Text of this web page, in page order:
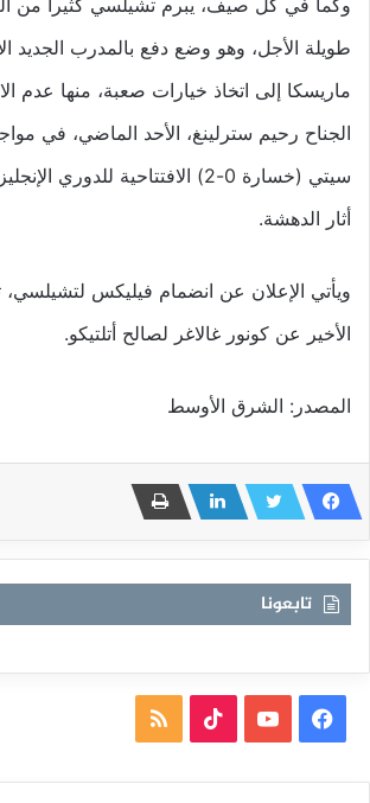
طويلة الأجل، وهو وضع دفع بالمدرب الجديد
ماريسكا إلى اتخاذ خيارات صعبة، منها عدم
الجناح رحيم سترلينغ، الأحد الماضي، في
سيتي (خسارة 0-2) الافتتاحية للدوري
أثار الدهشة.
ويأتي الإعلان عن انضمام فيليكس لتشيلسي،
الأخير عن كونور غالاغر لصالح أتلتيكو.
المصدر: الشرق الأوسط
تابعونا
فيسبوكيوتيوب TikTokملخص